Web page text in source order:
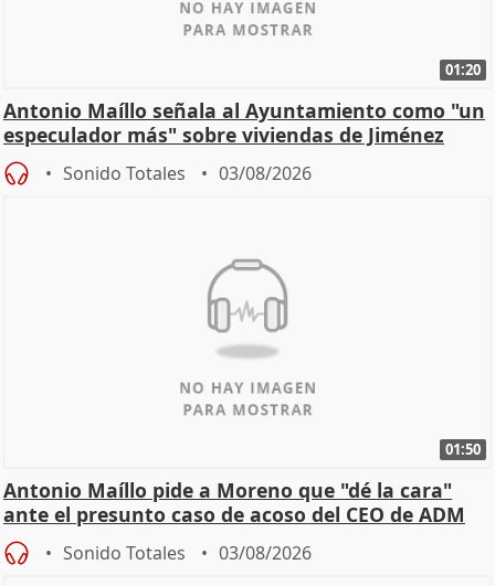
01:20
Antonio Maíllo señala al Ayuntamiento como "un
especulador más" sobre viviendas de Jiménez
Becerril
Sonido Totales 03/08/2026
01:50
Antonio Maíllo pide a Moreno que "dé la cara"
ante el presunto caso de acoso del CEO de ADM
Sonido Totales 03/08/2026